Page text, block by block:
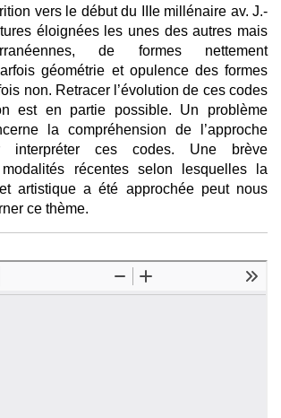
vers le début du IIIe millénaire av. J.-
éloignées les unes des autres mais
de formes nettement
géométrie et opulence des formes
non. Retracer l’évolution de ces codes
est en partie possible. Un problème
la compréhension de l’approche
interpréter ces codes. Une brève
récentes selon lesquelles la
artistique a été approchée peut nous
ce thème.